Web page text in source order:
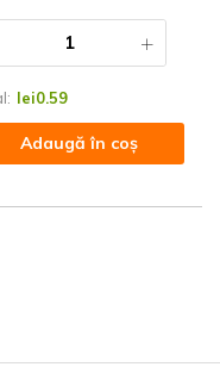
lei0.59
Adaugă în coș